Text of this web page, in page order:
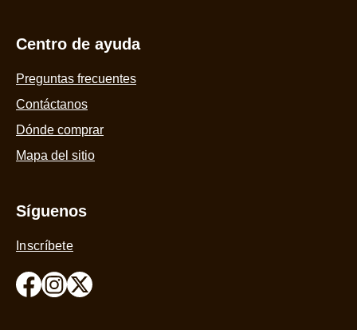
Centro de ayuda
Preguntas frecuentes
Contáctanos
Dónde comprar
Mapa del sitio
Síguenos
Inscríbete